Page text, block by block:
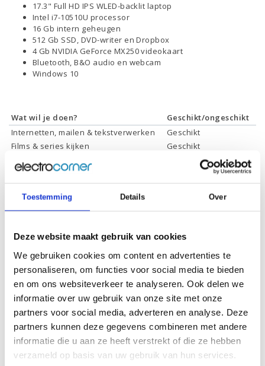
Toestemming Details Over
Deze website maakt gebruik van cookies
We gebruiken cookies om content en advertenties te
personaliseren, om functies voor social media te bieden
en om ons websiteverkeer te analyseren. Ook delen we
informatie over uw gebruik van onze site met onze
partners voor social media, adverteren en analyse. Deze
partners kunnen deze gegevens combineren met andere
informatie die u aan ze heeft verstrekt of die ze hebben
verzameld op basis van uw gebruik van hun services.
17.3" Full HD IPS WLED-backlit laptop
Intel i7-10510U processor
16 Gb intern geheugen
512 Gb SSD, DVD-writer en Dropbox
4 Gb NVIDIA GeForce MX250 videokaart
Bluetooth, B&O audio en webcam
Windows 10
Wat wil je doen?
Geschikt/ongeschikt
Internetten, mailen & tekstverwerken
Geschikt
Films & series kijken
Geschikt
Foto's bewerken
Geschikt
Video's bewerken
Specificaties
17.3 inch (43,9 cm)
Scherm resolutie:
1920 x 1080 (Full HD)
Touchscreen:
-
Scherm reflectie:
Niet ontspiegeld